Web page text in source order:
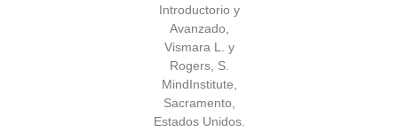
Introductorio y
Avanzado,
Vismara L. y
Rogers, S.
MindInstitute,
Sacramento,
Estados Unidos.